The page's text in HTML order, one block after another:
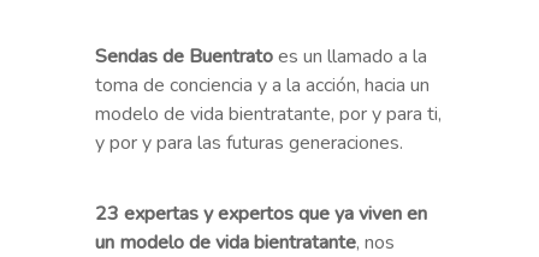
Sendas de Buentratoes un llamado a la
toma de conciencia y a la acción, hacia un
modelo de vida bientratante, por y para ti,
y por y para las futuras generaciones.
23 expertas y expertos que ya viven en
un modelo de vida bientratante, nos